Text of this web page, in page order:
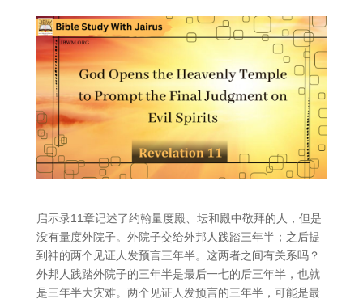
启示录11章记述了约翰量度殿、坛和殿中敬拜的人，但是
没有量度外院子。外院子交给外邦人践踏三年半；之后提
到神的两个见证人发预言三年半。这两者之间有关系吗？
外邦人践踏外院子的三年半是最后一七的后三年半，也就
是三年半大灾难。两个见证人发预言的三年半，可能是最